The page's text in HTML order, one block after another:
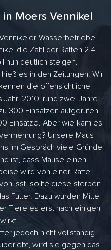
Moers Vennikel
Wasserbetriebe
die Zahl der Ratten 2,4
nun deutlich steigen.
es in den Zeitungen. Wir
die offensichtliche
2010, rund zwei Jahre
300 Einsätzen aufgerufen
Einsätze. Aber wie kam es
Unsere Maus-
im Gespräch viele Gründe
ist, dass Mäuse einen
wird von einer Ratte
isst, sollte diese sterben,
Futter. Dazu wurden Mittel
Tiere es erst nach einigen
jedoch nicht vollständig
wird sie gegen das